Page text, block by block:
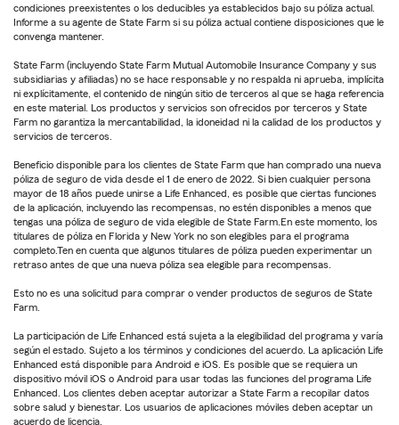
condiciones preexistentes o los deducibles ya establecidos bajo su póliza actual.
Informe a su agente de State Farm si su póliza actual contiene disposiciones que le
convenga mantener.
State Farm (incluyendo State Farm Mutual Automobile Insurance Company y sus
subsidiarias y afiliadas) no se hace responsable y no respalda ni aprueba, implícita
ni explícitamente, el contenido de ningún sitio de terceros al que se haga referencia
en este material. Los productos y servicios son ofrecidos por terceros y State
Farm no garantiza la mercantabilidad, la idoneidad ni la calidad de los productos y
servicios de terceros.
Beneficio disponible para los clientes de State Farm que han comprado una nueva
póliza de seguro de vida desde el 1 de enero de 2022. Si bien cualquier persona
mayor de 18 años puede unirse a Life Enhanced, es posible que ciertas funciones
de la aplicación, incluyendo las recompensas, no estén disponibles a menos que
tengas una póliza de seguro de vida elegible de State Farm.En este momento, los
titulares de póliza en Florida y New York no son elegibles para el programa
completo.Ten en cuenta que algunos titulares de póliza pueden experimentar un
retraso antes de que una nueva póliza sea elegible para recompensas.
Esto no es una solicitud para comprar o vender productos de seguros de State
Farm.
La participación de Life Enhanced está sujeta a la elegibilidad del programa y varía
según el estado. Sujeto a los términos y condiciones del acuerdo. La aplicación Life
Enhanced está disponible para Android e iOS. Es posible que se requiera un
dispositivo móvil iOS o Android para usar todas las funciones del programa Life
Enhanced. Los clientes deben aceptar autorizar a State Farm a recopilar datos
sobre salud y bienestar. Los usuarios de aplicaciones móviles deben aceptar un
acuerdo de licencia.